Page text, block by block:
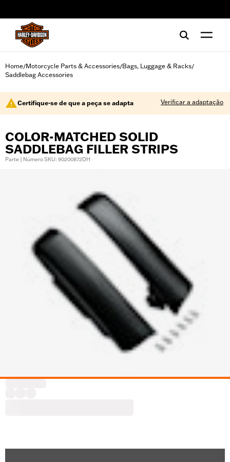
Home/Motorcycle Parts & Accessories/Bags, Luggage & Racks/
Saddlebag Accessories
Certifique-se de que a peça se adapta Verificar a adaptação
COLOR-MATCHED SOLID
SADDLEBAG FILLER STRIPS
Parte | Número SKU: 90200872DH